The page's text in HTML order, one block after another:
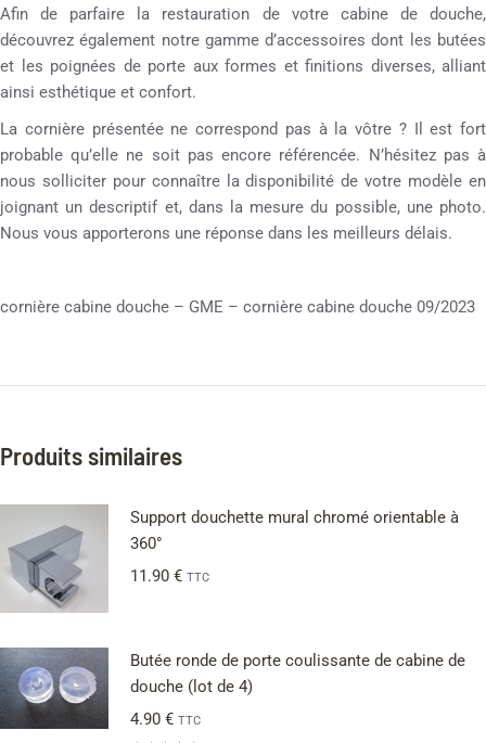
Afin de parfaire la restauration de votre cabine de douche,
découvrez également notre gamme d’accessoires dont les butées
et les poignées de porte aux formes et finitions diverses, alliant
ainsi esthétique et confort.
La cornière présentée ne correspond pas à la vôtre ? Il est fort
probable qu’elle ne soit pas encore référencée. N’hésitez pas à
nous solliciter pour connaître la disponibilité de votre modèle en
joignant un descriptif et, dans la mesure du possible, une photo.
Nous vous apporterons une réponse dans les meilleurs délais.
cornière cabine douche – GME – cornière cabine douche 09/2023
Produits similaires
Support douchette mural chromé orientable à
360°
11.90 € TTC
Butée ronde de porte coulissante de cabine de
douche (lot de 4)
4.90 € TTC